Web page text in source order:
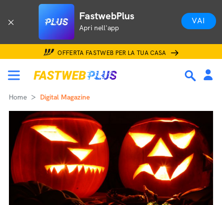
FastwebPlus
Apri nell'app
VAI
OFFERTA FASTWEB PER LA TUA CASA
Home Digital Magazine